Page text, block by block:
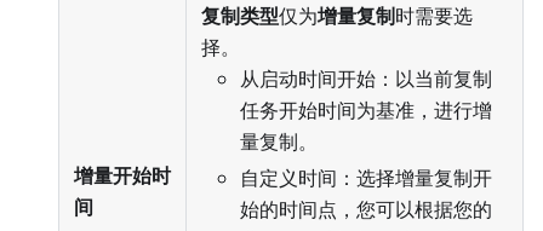
增量开始时
间
复制类型仅为增量复制时需要选
择。
从启动时间开始：以当前复制
任务开始时间为基准，进行增
量复制。
自定义时间：选择增量复制开
始的时间点，您可以根据您的